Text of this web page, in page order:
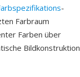
-
Farbraum
Farben über
Bildkonstruktion